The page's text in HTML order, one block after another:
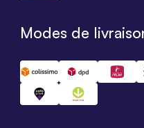
Modes de